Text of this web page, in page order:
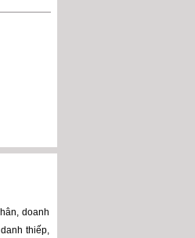
doanh
thiếp,